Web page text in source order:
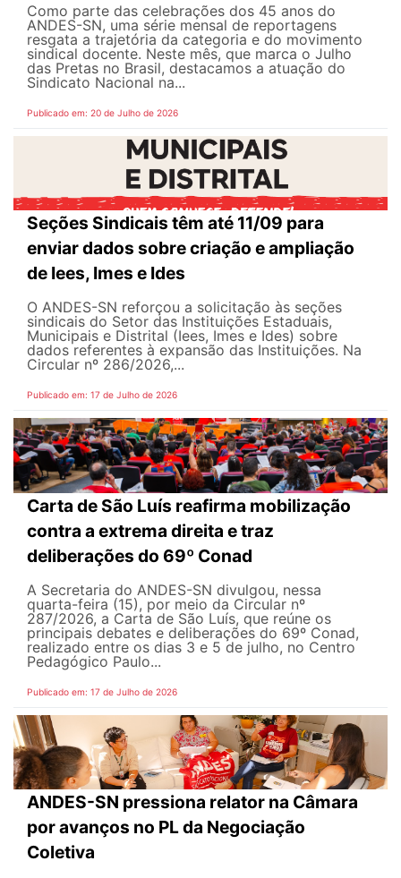
Como parte das celebrações dos 45 anos do
ANDES-SN, uma série mensal de reportagens
resgata a trajetória da categoria e do movimento
sindical docente. Neste mês, que marca o Julho
das Pretas no Brasil, destacamos a atuação do
Sindicato Nacional na...
Publicado em: 20 de Julho de 2026
Seções Sindicais têm até 11/09 para
enviar dados sobre criação e ampliação
de Iees, Imes e Ides
O ANDES-SN reforçou a solicitação às seções
sindicais do Setor das Instituições Estaduais,
Municipais e Distrital (Iees, Imes e Ides) sobre
dados referentes à expansão das Instituições. Na
Circular nº 286/2026,...
Publicado em: 17 de Julho de 2026
Carta de São Luís reafirma mobilização
contra a extrema direita e traz
deliberações do 69º Conad
A Secretaria do ANDES-SN divulgou, nessa
quarta-feira (15), por meio da Circular nº
287/2026, a Carta de São Luís, que reúne os
principais debates e deliberações do 69º Conad,
realizado entre os dias 3 e 5 de julho, no Centro
Pedagógico Paulo...
Publicado em: 17 de Julho de 2026
ANDES-SN pressiona relator na Câmara
por avanços no PL da Negociação
Coletiva